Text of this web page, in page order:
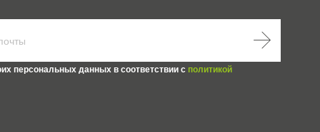
персональных данных в соответствии с политикой